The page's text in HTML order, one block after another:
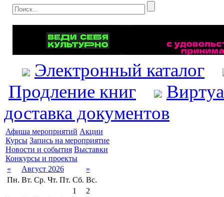
Электронный каталог
Продление книг
доставка документов
Афиша мероприятий Акции
Курсы Запись на мероприятие
Новости и события Выставки
Конкурсы и проекты
«
Август 2026
»
Пн. Вт. Ср. Чт. Пт. Сб. Вс.
1
2